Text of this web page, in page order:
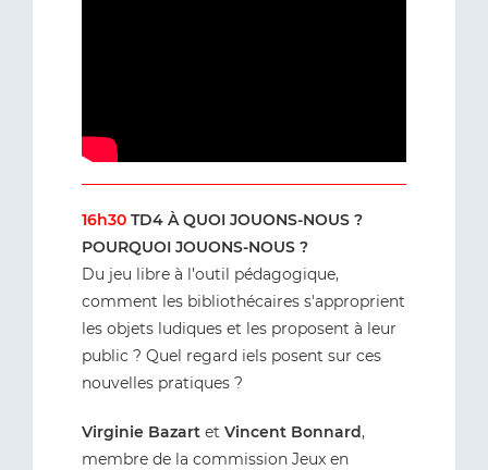
16h30 TD4 À QUOI JOUONS-NOUS ?
POURQUOI JOUONS-NOUS ?
Du jeu libre à l’outil pédagogique,
comment les bibliothécaires s'approprient
les objets ludiques et les proposent à leur
public ? Quel regard iels posent sur ces
nouvelles pratiques ?
Virginie Bazart et Vincent Bonnard,
membre de la commission Jeux en